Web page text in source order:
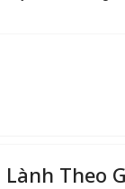
Lành Theo